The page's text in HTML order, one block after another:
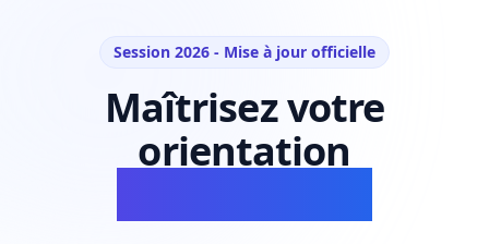
Session 2026 - Mise à jour officielle
Maîtrisez votre
orientation